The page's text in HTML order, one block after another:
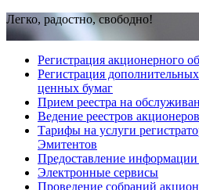
Легко, радостно, свободно!
Регистрация акционерного
Регистрация
ценных бумаг
Прием реестра на
Ведение реестров акционеров
Тарифы на услуги
Эмитентов
Предоставление информации
Электронные сервисы
Проведение собраний